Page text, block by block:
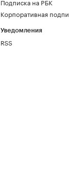
Подписка на РБК
Корпоративная
Уведомления
RSS